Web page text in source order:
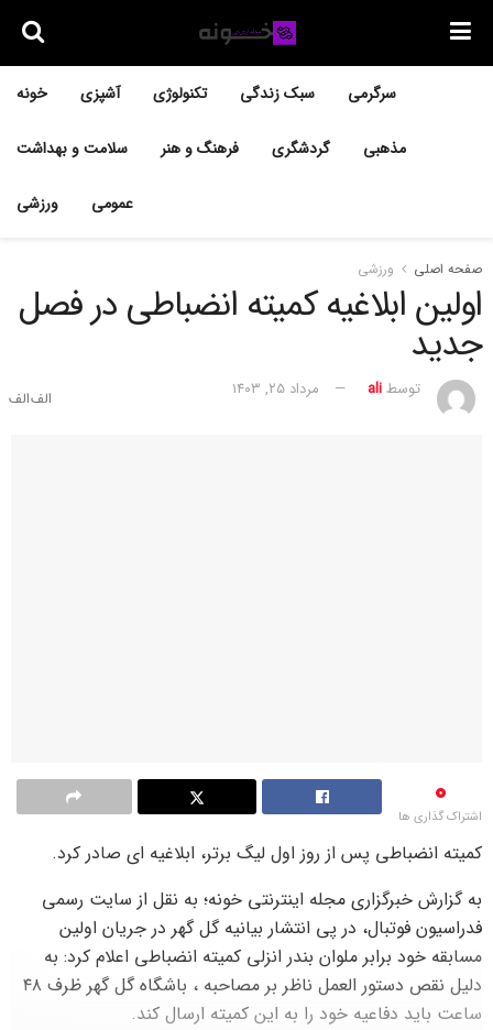
خونه آشپزی تکنولوژی سبک زندگی سرگرمی
سلامت و بهداشت فرهنگ و هنر گردشگری مذهبی
ورزشی عمومی
صفحه اصلی ورزشی
اولین ابلاغیه کمیته انضباطی در فصل
جدید
توسطali مرداد ۲۵, ۱۴۰۳
0
اشتراک گذاری ها
کمیته انضباطی پس از روز اول لیگ برتر، ابلاغیه ای صادر کرد.
به گزارش خبرگزاری مجله اینترنتی خونه؛ به نقل از سایت رسمی
فدراسیون فوتبال، در پی انتشار بیانیه گل گهر در جریان اولین
مسابقه خود برابر ملوان بندر انزلی کمیته انضباطی اعلام کرد: به
دلیل نقص دستور العمل ناظر بر مصاحبه ، باشگاه گل گهر ظرف ۴۸
ساعت باید دفاعیه خود را به این کمیته ارسال کند.